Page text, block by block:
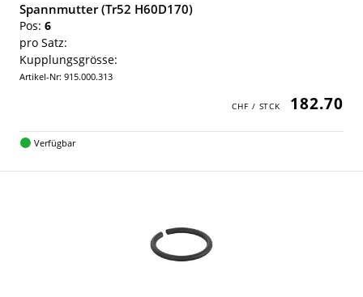
Spannmutter (Tr52 H60D170)
Pos: 6
pro Satz:
Kupplungsgrösse:
Artikel-Nr: 915.000.313
182.70
Verfügbar